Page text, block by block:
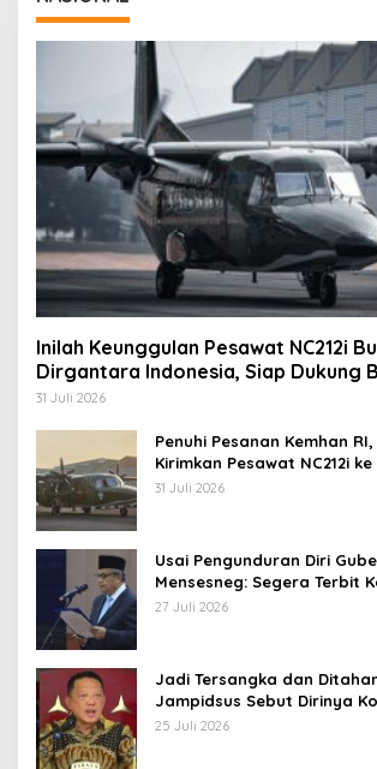
Inilah Keunggulan Pesawat NC212i
Dirgantara Indonesia, Siap Dukung
Operasi TNI
31 Juli 2026
Penuhi Pesanan Kemhan
Kirimkan Pesawat NC212i
AU
31 Juli 2026
Usai Pengunduran Diri
Mensesneg: Segera Terbit
Pemberhentian dengan
27 Juli 2026
Jadi Tersangka dan
Jampidsus Sebut Dirinya
Kriminalisasi
25 Juli 2026